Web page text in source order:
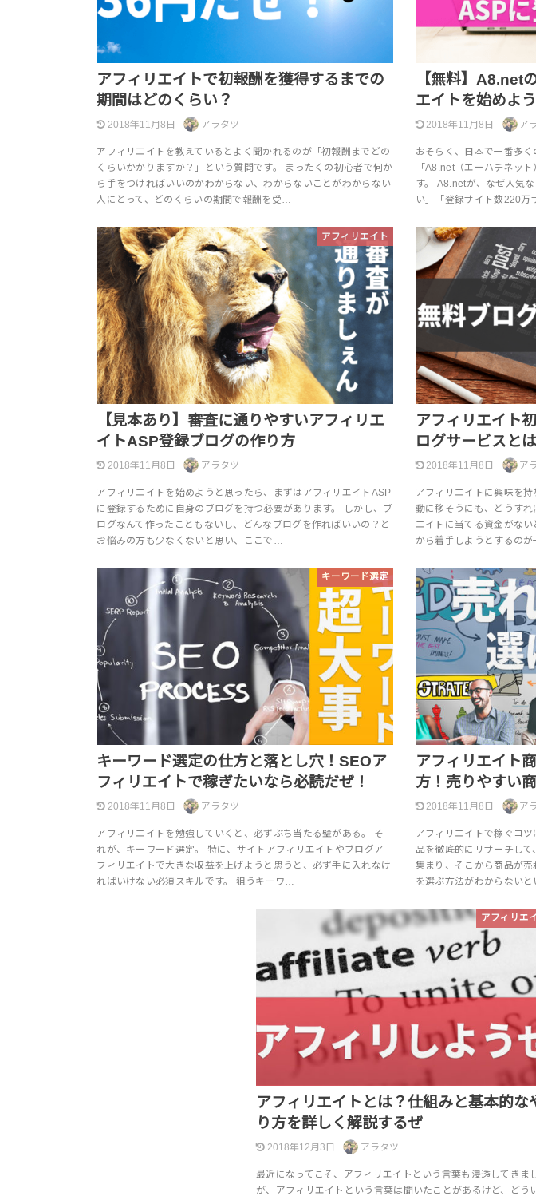
アフィリエイトで初報酬を獲得するまでの
期間はどのくらい？
2018年11月8日 アラタツ
アフィリエイトを教えているとよく聞かれるのが「初報酬までどの
くらいかかりますか？」という質問です。 まったくの初心者で何か
ら手をつければいいのかわからない、わからないことがわからない
人にとって、どのくらいの期間で報酬を受…
【無料】A8.net
エイトを始めよう
2018年11月8日 ア
おそらく、日本で一番多
「A8.net（エーハチネッ
す。 A8.netが、なぜ人気
い」「登録サイト数220
アフィリエイト
【見本あり】審査に通りやすいアフィリエ
イトASP登録ブログの作り方
2018年11月8日 アラタツ
アフィリエイトを始めようと思ったら、まずはアフィリエイトASP
に登録するために自身のブログを持つ必要があります。 しかし、ブ
ログなんて作ったこともないし、どんなブログを作ればいいの？と
お悩みの方も少なくないと思い、ここで…
アフィリエイト
ログサービスと
2018年11月8日 ア
アフィリエイトに興味を
動に移そうにも、どうす
エイトに当てる資金がな
から着手しようとするの
キーワード選定
キーワード選定の仕方と落とし穴！SEOア
フィリエイトで稼ぎたいなら必読だぜ！
2018年11月8日 アラタツ
アフィリエイトを勉強していくと、必ずぶち当たる壁がある。 そ
れが、キーワード選定。 特に、サイトアフィリエイトやブログア
フィリエイトで大きな収益を上げようと思うと、必ず手に入れなけ
ればいけない必須スキルです。 狙うキーワ…
アフィリエイト
方！売りやすい
2018年11月8日 ア
アフィリエイトで稼ぐコ
品を徹底的にリサーチし
集まり、そこから商品が
を選ぶ方法がわからない
アフィリエ
アフィリエイトとは？仕組みと基本的な
り方を詳しく解説するぜ
2018年12月3日 アラタツ
最近になってこそ、アフィリエイトという言葉も浸透してきま
が、アフィリエイトという言葉は聞いたことがあるけど、どう